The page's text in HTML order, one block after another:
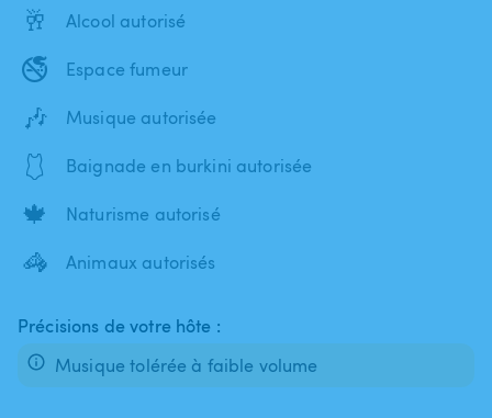
🥂 Alcool autorisé
🚭 Espace fumeur
🎶 Musique autorisée
🩱 Baignade en burkini autorisée
🍁 Naturisme autorisé
🦓 Animaux autorisés
Précisions de votre hôte :
Musique tolérée à faible volume